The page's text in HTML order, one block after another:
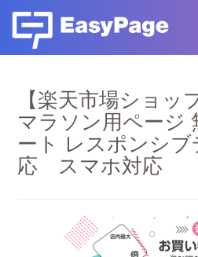
【楽天市場ショッ
マラソン用ページ
ート レスポンシ
応 スマホ対応